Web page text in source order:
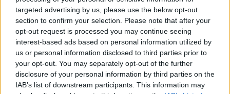
targeted advertising by us, please use the below opt-out
section to confirm your selection. Please note that after your
opt-out request is processed you may continue seeing
interest-based ads based on personal information utilized by
us or personal information disclosed to third parties prior to
your opt-out. You may separately opt-out of the further
disclosure of your personal information by third parties on the
IAB’s list of downstream participants. This information may
Ao longo de dois dias, especialistas nacionais e
internacionais, investigadores, artesãos, representantes
institucionais, organismos públicos, instituições de
ensino superior e cidades pertencentes à “Rede de
Cidades Criativas da UNESCO” discutirão políticas
públicas, inovação, empreendedorismo,
internacionalização, cooperação entre territórios,
ATUALIDADE
Covilhã: Especialista aponta
investimento estrangeiro e
valorização imobiliária como
motores do crescimento da Beira